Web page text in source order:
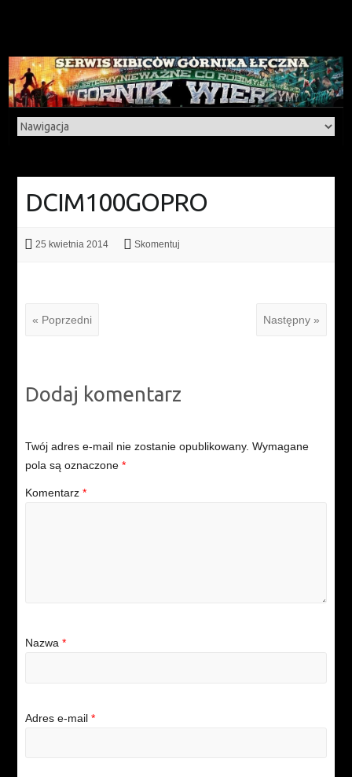
DCIM100GOPRO
25 kwietnia 2014 Skomentuj
« Poprzedni Następny »
Dodaj komentarz
Twój adres e-mail nie zostanie opublikowany. Wymagane
pola są oznaczone *
Komentarz *
Nazwa *
Adres e-mail *